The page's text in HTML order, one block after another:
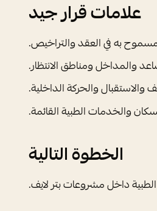
علامات قرار جيد
به في العقد والتراخيص.
والمداخل ومناطق الانتظار.
والحركة الداخلية.
والخدمات الطبية القائمة.
الخطوة التالية
داخل مشروعات بتر لايف.